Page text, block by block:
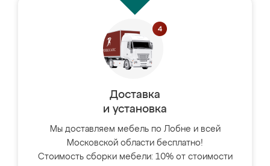
Доставка
и установка
Мы доставляем мебель по Лобне и всей
Московской области бесплатно!
Стоимость сборки мебели: 10% от стоимости